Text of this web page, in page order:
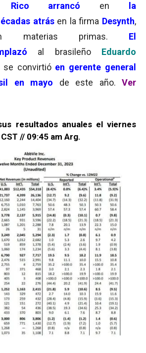
arrancó en la
atrás en la firma Desynth,
materias primas. El
al brasileño Eduardo
se convirtió en gerente general
en mayo de este año. Ver
resultados anuales el viernes
// 09:45 am Arg.